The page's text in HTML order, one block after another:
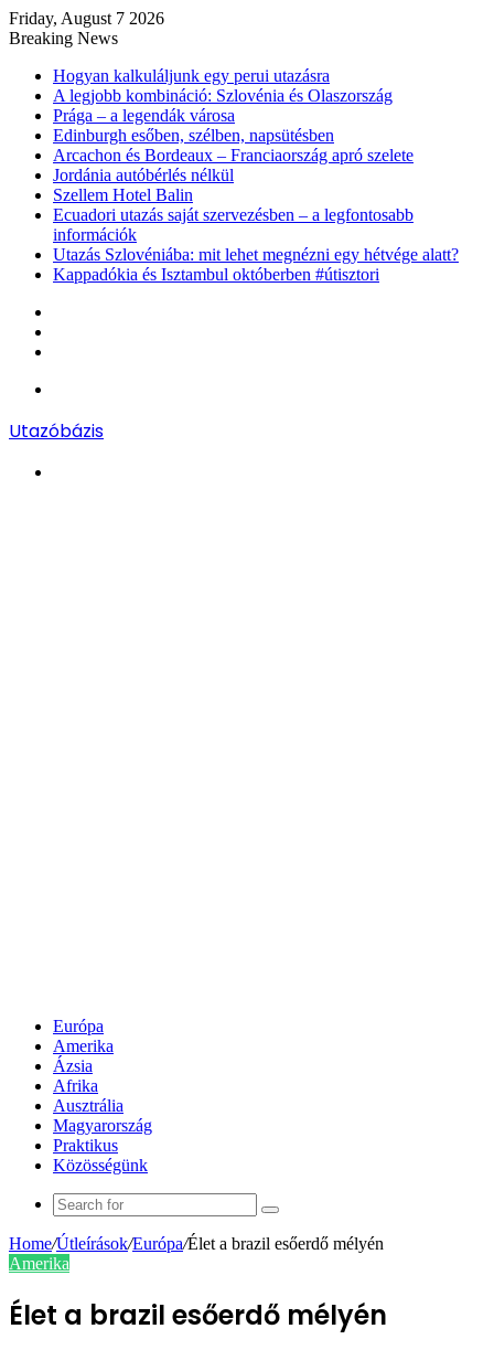
Friday, August 7 2026
Breaking News
Hogyan kalkuláljunk egy perui utazásra
A legjobb kombináció: Szlovénia és Olaszország
Prága – a legendák városa
Edinburgh esőben, szélben, napsütésben
Arcachon és Bordeaux – Franciaország apró szelete
Jordánia autóbérlés nélkül
Szellem Hotel Balin
Ecuadori utazás saját szervezésben – a legfontosabb
információk
Utazás Szlovéniába: mit lehet megnézni egy hétvége alatt?
Kappadókia és Isztambul októberben #útisztori
Utazóbázis
Európa
Amerika
Ázsia
Afrika
Ausztrália
Magyarország
Praktikus
Közösségünk
Search
Home/Útleírások/Európa/Élet a brazil esőerdő mélyén
Amerika
Élet a brazil esőerdő mélyén